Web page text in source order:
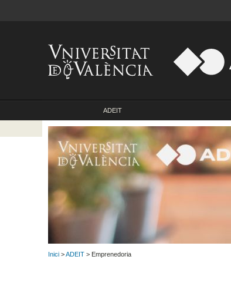
ADEIT
Inici >ADEIT > Emprenedoria